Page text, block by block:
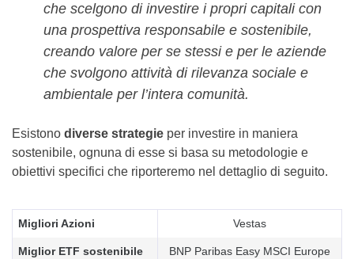
che scelgono di investire i propri capitali con
una prospettiva responsabile e sostenibile,
creando valore per se stessi e per le aziende
che svolgono attività di rilevanza sociale e
ambientale per l’intera comunità.
Esistono diverse strategie per investire in maniera
sostenibile, ognuna di esse si basa su metodologie e
obiettivi specifici che riporteremo nel dettaglio di seguito.
Migliori Azioni Vestas
Miglior ETF sostenibile BNP Paribas Easy MSCI Europe